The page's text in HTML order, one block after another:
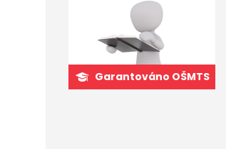
Garantováno OŠMTS